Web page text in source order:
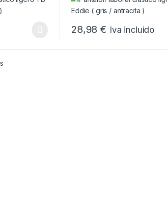
28,98€ Iva incluido
Este producto tiene múltiples
Ordenado por popularidad